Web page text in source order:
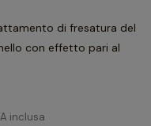
di fresatura del
con effetto pari al
inclusa